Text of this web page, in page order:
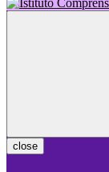
close